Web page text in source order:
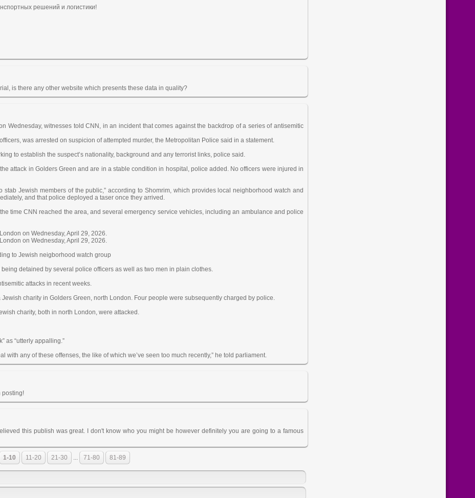
решений и логистики!
is there any other website which presents these data in quality?
Wednesday, witnesses told CNN, in an incident that comes against the backdrop of a series of antisemitic
was arrested on suspicion of attempted murder, the Metropolitan Police said in a statement.
to establish the suspect’s nationality, background and any terrorist links, police said.
attack in Golders Green and are in a stable condition in hospital, police added. No officers were injured in
Jewish members of the public,” according to Shomrim, which provides local neighborhood watch and
and that police deployed a taser once they arrived.
time CNN reached the area, and several emergency service vehicles, including an ambulance and police
on Wednesday, April 29, 2026.
on Wednesday, April 29, 2026.
to Jewish neigborhood watch group
detained by several police officers as well as two men in plain clothes.
attacks in recent weeks.
charity in Golders Green, north London. Four people were subsequently charged by police.
charity, both in north London, were attacked.
as “utterly appalling.”
any of these offenses, the like of which we’ve seen too much recently,” he told parliament.
posting!
this publish was great. I don't know who you might be however definitely you are going to a famous
1-10 11-20 21-30 ... 71-80 81-89